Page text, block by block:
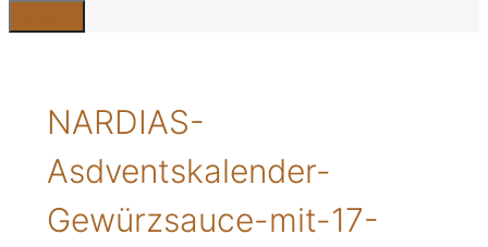
NARDIAS-
Asdventskalender-
Gewürzsauce-mit-17-